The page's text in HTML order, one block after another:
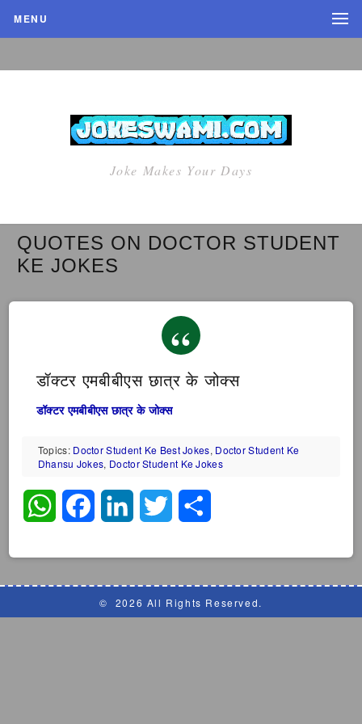
MENU
Joke Makes Your Days
QUOTES ON DOCTOR STUDENT
KE JOKES
डॉक्टर एमबीबीएस छात्र के जोक्स
डॉक्टर एमबीबीएस छात्र के जोक्स
Topics: Doctor Student Ke Best Jokes, Doctor Student Ke
Dhansu Jokes, Doctor Student Ke Jokes
WhatsAppFacebookLinkedInTwitter
© 2026 All Rights Reserved.